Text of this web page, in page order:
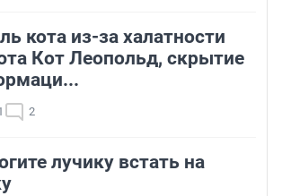
кота из-за халатности
Кот Леопольд, скрытиe
2
лучику встать на